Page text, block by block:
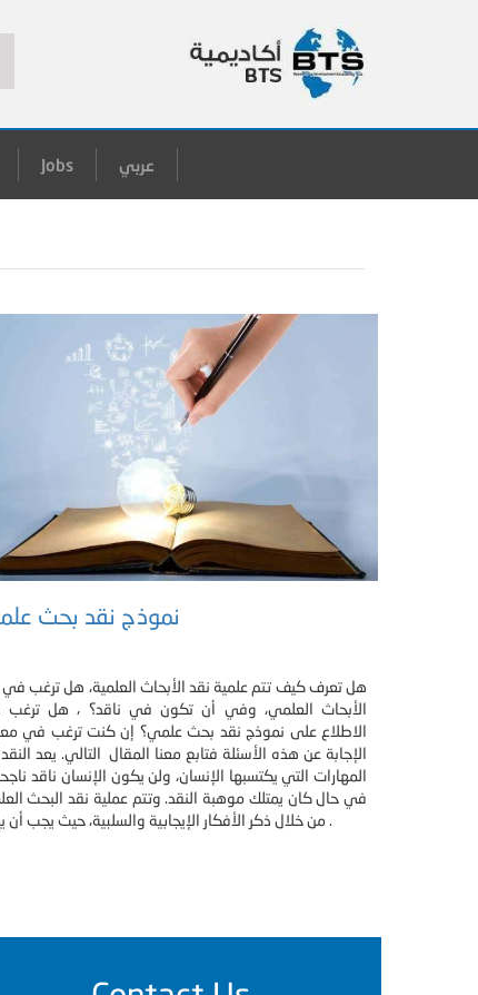
Jobs عربي
نموذج نقد بحث
هل تعرف كيف تتم علمية نقد الأبحاث العلمية، هل ترغب في
الأبحاث العلمي، وفي أن تكون في ناقد؟ ، هل
الاطلاع على نموذج نقد بحث علمي؟ إن كنت ترغب في
الإجابة عن هذه الأسئلة فتابع معنا المقال التالي. يعد
المهارات التي يكتسبها الإنسان، ولن يكون الإنسان ناقد
في حال كان يمتلك موهبة النقد. وتتم عملية نقد البحث
من خلال ذكر الأفكار الإيجابية والسلبية، حيث يجب أن يعي .